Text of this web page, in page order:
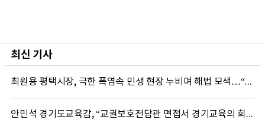
최신 기사
최원용 평택시장, 극한 폭염속 민생 현장 누비며 해법 모색…“현장에 답 있다”
안민석 경기도교육감, “교권보호전담관 면접서 경기교육의 희망 봤다”